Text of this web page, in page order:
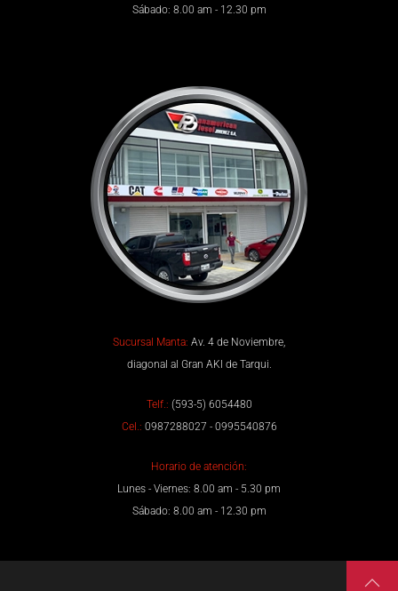
Sábado: 8.00 am - 12.30 pm
Sucursal Manta: Av. 4 de Noviembre,
diagonal al Gran AKI de Tarqui.
Telf.: (593-5) 6054480
Cel.: 0987288027 - 0995540876
Horario de atención:
Lunes - Viernes: 8.00 am - 5.30 pm
Sábado: 8.00 am - 12.30 pm